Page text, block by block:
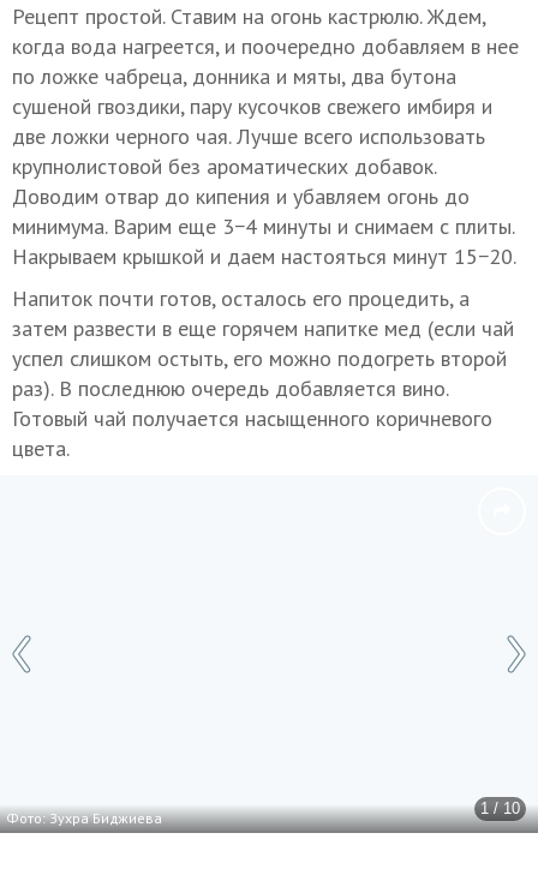
Рецепт простой. Ставим на огонь кастрюлю. Ждем,
когда вода нагреется, и поочередно добавляем в нее
по ложке чабреца, донника и мяты, два бутона
сушеной гвоздики, пару кусочков свежего имбиря и
две ложки черного чая. Лучше всего использовать
крупнолистовой без ароматических добавок.
Доводим отвар до кипения и убавляем огонь до
минимума. Варим еще 3−4 минуты и снимаем с плиты.
Накрываем крышкой и даем настояться минут 15−20.
Напиток почти готов, осталось его процедить, а
затем развести в еще горячем напитке мед (если чай
успел слишком остыть, его можно подогреть второй
раз). В последнюю очередь добавляется вино.
Готовый чай получается насыщенного коричневого
цвета.
1 / 10
Фото: Зухра Биджиева